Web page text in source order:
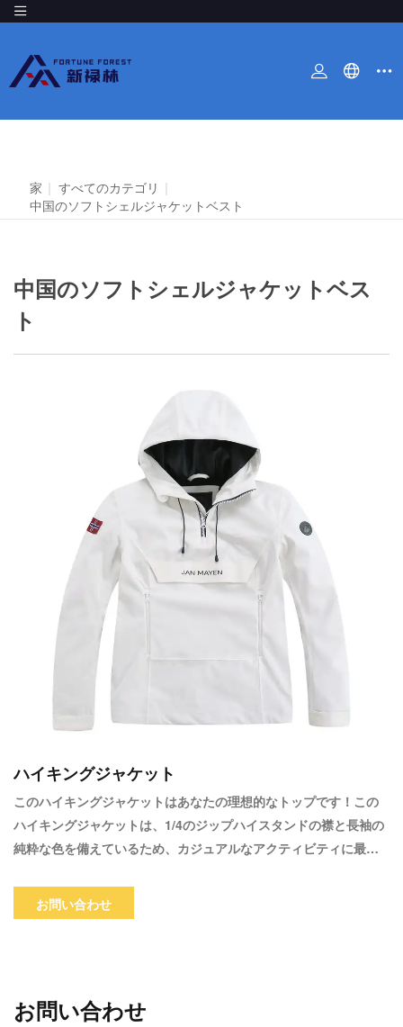
家 | すべてのカテゴリ |
中国のソフトシェルジャケットベスト
中国のソフトシェルジャケットベス
ト
ハイキングジャケット
このハイキングジャケットはあなたの理想的なトップです！この
ハイキングジャケットは、1/4のジップハイスタンドの襟と長袖の
純粋な色を備えているため、カジュアルなアクティビティに最適
人への贈り物であろうと、あなたは失望することはないと思いま
す。
お問い合わせ
お問い合わせ